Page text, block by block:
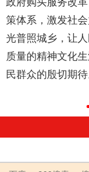
策体系，激发社
光普照城乡，让
质量的精神文化
民群众的殷切期待